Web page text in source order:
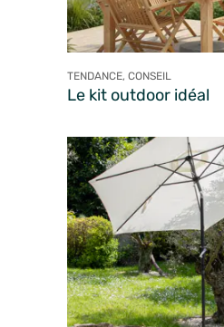
TENDANCE, CONSEIL
Le kit outdoor idéal